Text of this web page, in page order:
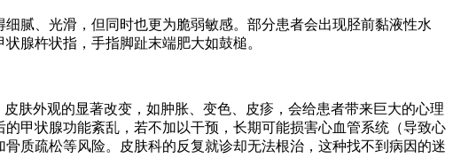
腻、光滑，但同时也更为脆弱敏感。部分患者会出现胫前黏液性水
腺杵状指，手指脚趾末端肥大如鼓槌。
肤外观的显著改变，如肿胀、变色、皮疹，会给患者带来巨大的心理
甲状腺功能紊乱，若不加以干预，长期可能损害心血管系统（导致心
质疏松等风险。皮肤科的反复就诊却无法根治，这种找不到病因的迷